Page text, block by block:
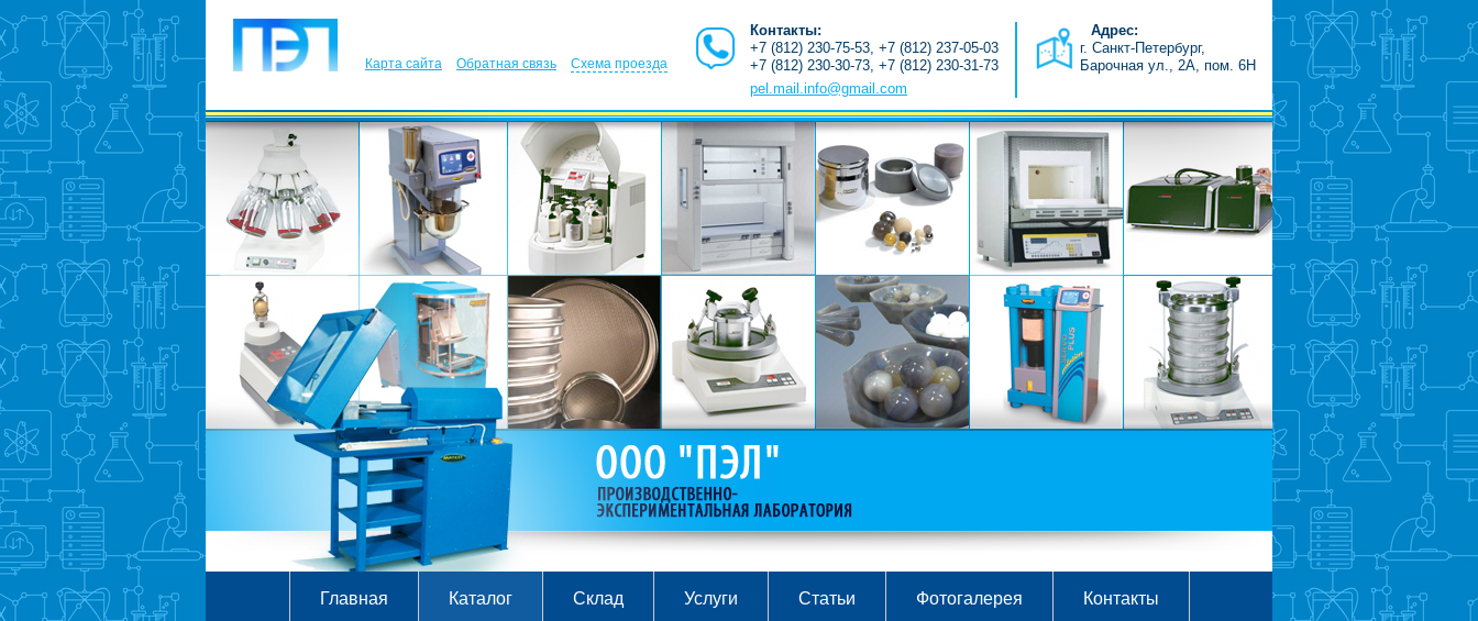
Карта сайта Обратная связь Схема проезда
Контакты:
+7 (812) 230-75-53, +7 (812) 237-05-03
+7 (812) 230-30-73, +7 (812) 230-31-73
pel.mail.info@gmail.com
Адрес:
г. Санкт-Петербург,
Барочная ул., 2А, пом. 6H
Главная Каталог Склад Услуги Статьи Фотогалерея Контакты